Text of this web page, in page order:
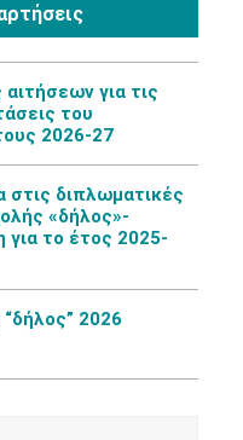
για τις
του
2026-27
στις διπλωματικές
«δήλος»-
το έτος 2025-
2026